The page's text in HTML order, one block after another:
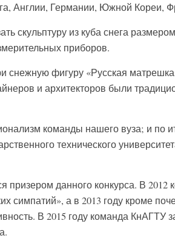
Англии, Германии, Южной Кореи,
скульптуру из куба снега
приборов.
снежную фигуру «Русская
и архитекторов были
команды нашего вуза; и по
технического
призером данного конкурса. В 2012
симпатий», а в 2013 году кроме
В 2015 году команда КнАГТУ